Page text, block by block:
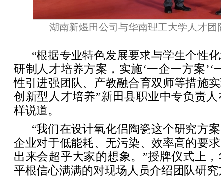
湖南新煜田公司与华南理工大学人才团
“根据专业特色发展要求与学生个性
研制人才培养方案，实施‘一企一方案’‘
性引进强团队、产教融合育双师等措施
创新型人才培养”新田县职业中专负责
样说道。
“我们在设计氧化侣陶瓷这个研究方
企业对于低能耗、无污染、效率高的要
出来会超乎大家的想象。”授牌仪式上
平根信心满满的对现场人员介绍团队研究